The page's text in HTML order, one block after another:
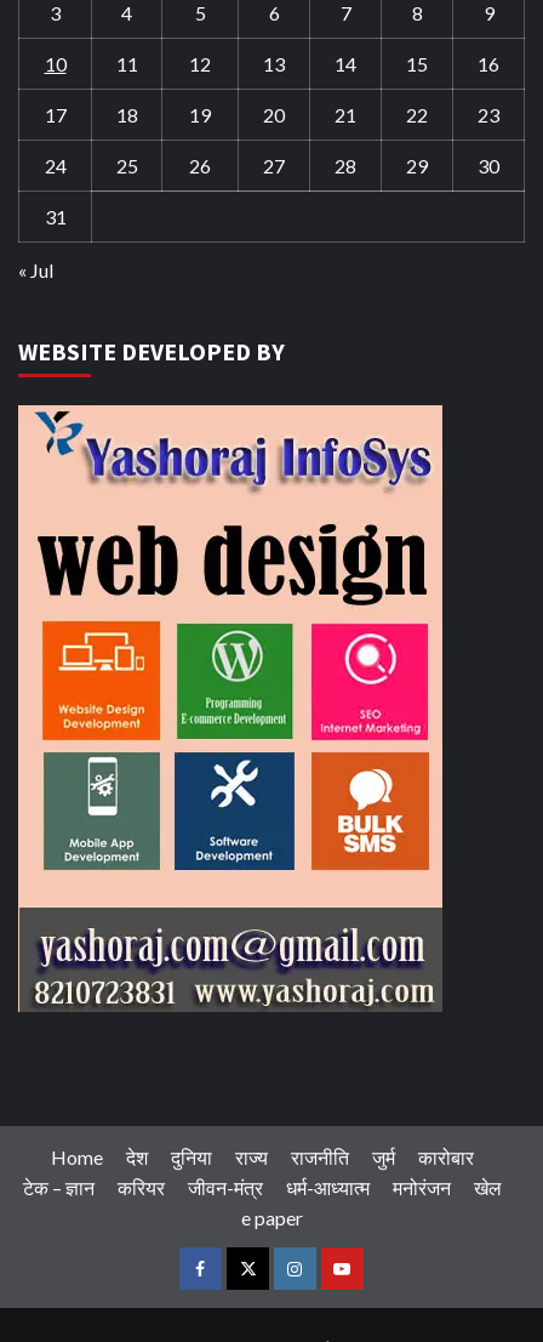
3 4 5 6 7 8 9
10 11 12 13 14 15 16
17 18 19 20 21 22 23
24 25 26 27 28 29 30
31
« Jul
WEBSITE DEVELOPED BY
Home देश दुनिया राज्य राजनीति जुर्म
कारोबार
टेक – ज्ञान
करियर जीवन-मंत्र धर्म-आध्यात्म मनोरंजन
खेल
e paper
FacebookTwitterInstagramYoutube